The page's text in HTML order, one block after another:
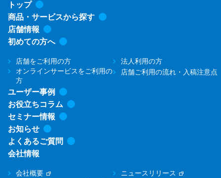
トップ
商品・サービスから探す
店舗情報
初めての方へ
店舗をご利用の方
法人利用の方
オンラインサービスをご利用の
方
店舗ご利用の流れ・入稿注意点
ユーザー事例
お役立ちコラム
セミナー情報
お知らせ
よくあるご質問
会社情報
会社概要
ニュースリリース